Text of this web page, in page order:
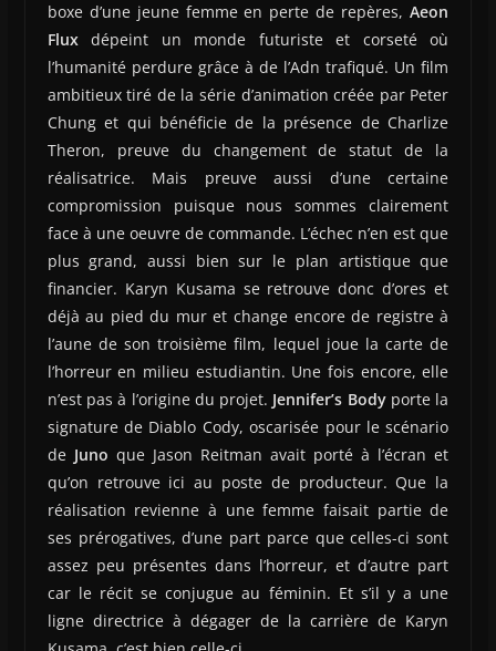
boxe d’une jeune femme en perte de repères,Aeon
Fluxdépeint un monde futuriste et corseté où
l’humanité perdure grâce à de l’Adn trafiqué. Un film
ambitieux tiré de la série d’animation créée par Peter
Chung et qui bénéficie de la présence de Charlize
Theron, preuve du changement de statut de la
réalisatrice. Mais preuve aussi d’une certaine
compromission puisque nous sommes clairement
face à une oeuvre de commande. L’échec n’en est que
plus grand, aussi bien sur le plan artistique que
financier. Karyn Kusama se retrouve donc d’ores et
déjà au pied du mur et change encore de registre à
l’aune de son troisième film, lequel joue la carte de
l’horreur en milieu estudiantin. Une fois encore, elle
n’est pas à l’origine du projet. Jennifer’s Bodyporte la
signature de Diablo Cody, oscarisée pour le scénario
de Juno que Jason Reitman avait porté à l’écran et
qu’on retrouve ici au poste de producteur. Que la
réalisation revienne à une femme faisait partie de
ses prérogatives, d’une part parce que celles-ci sont
assez peu présentes dans l’horreur, et d’autre part
car le récit se conjugue au féminin. Et s’il y a une
ligne directrice à dégager de la carrière de Karyn